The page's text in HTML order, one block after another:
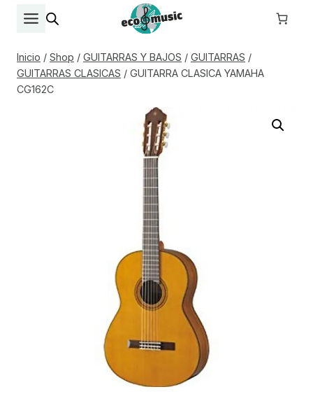
Inicio / Shop / GUITARRAS Y BAJOS / GUITARRAS /
GUITARRAS CLASICAS / GUITARRA CLASICA YAMAHA
CG162C